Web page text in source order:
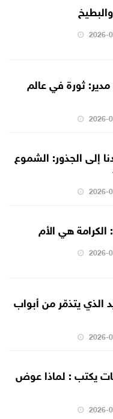
2026-
مدير: ثورة في عالم
2026-
إلى الجذور: الشموع
2026-
هي الأم
2026-
الذي يتذمّر من أبواب
2026-
يكتب : لماذا عوض
2026-